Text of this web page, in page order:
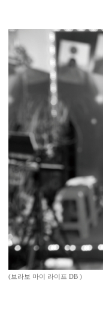
(브라보 마이 라이프 DB )